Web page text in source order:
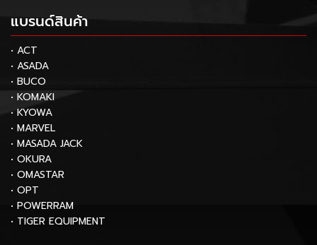
แบรนด์สินค้า
• ACT
• ASADA
• BUCO
• KOMAKI
• KYOWA
• MARVEL
• MASADA JACK
• OKURA
• OMASTAR
• OPT
• POWERRAM
• TIGER EQUIPMENT